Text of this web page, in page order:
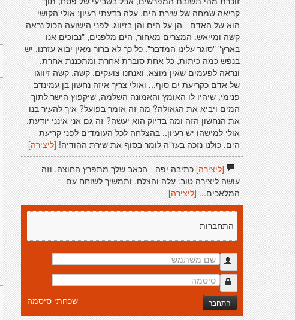
קריאה שמחה של שירת הים, עלה בדעתי רעיון: אולי הקושי
הוא של האדם - הן על הים והן בזיווג. לפני הישועה הכול נראה
קשה ומייאש. המצרים מאחור, הים מלפנים, "נבוכים אנו
בארץ" "סוגר עלינו המדבר". כל כך לא ברור מאין יבוא עזרנו. יש
בנפש כמה כיתות, כל אחת סוברת אחרת ומתכננת אחרת,
ונראה לפעמים שאין מוצא. ואנחנו צועקים. קשה, קשה זיווגו
של אדם כקריעת ים סוף... ואולי צריך איזה נחשון בן עמינדב
פנימי, שיהיו לו האומץ והאמונה השלמה, שיקפוץ הישר לתוך
המים ויביא את הגאולה? מה זה אומר בפועל? איך להעיר בנו
את הנחשון הזה ומה בדיוק הוא יעשה? זה גם אני אינני יודעת.
אולי למישהו יש רעיון.. בהצלחה לכל העומדים לפני קריעת
הים. כולנו נזכה בעז"ה לומר בסוף את שירת ההודיה![ליצירה]
[ליצירה]כתיבה יפה - הכאב שלך מתפרץ החוצה, וזה
עושה ליצירה טוב. עלה והצלח, ותמשיך לשוחח עם
המלאכים...[ליצירה]
התחברות
התחבר שכחתי סיסמה